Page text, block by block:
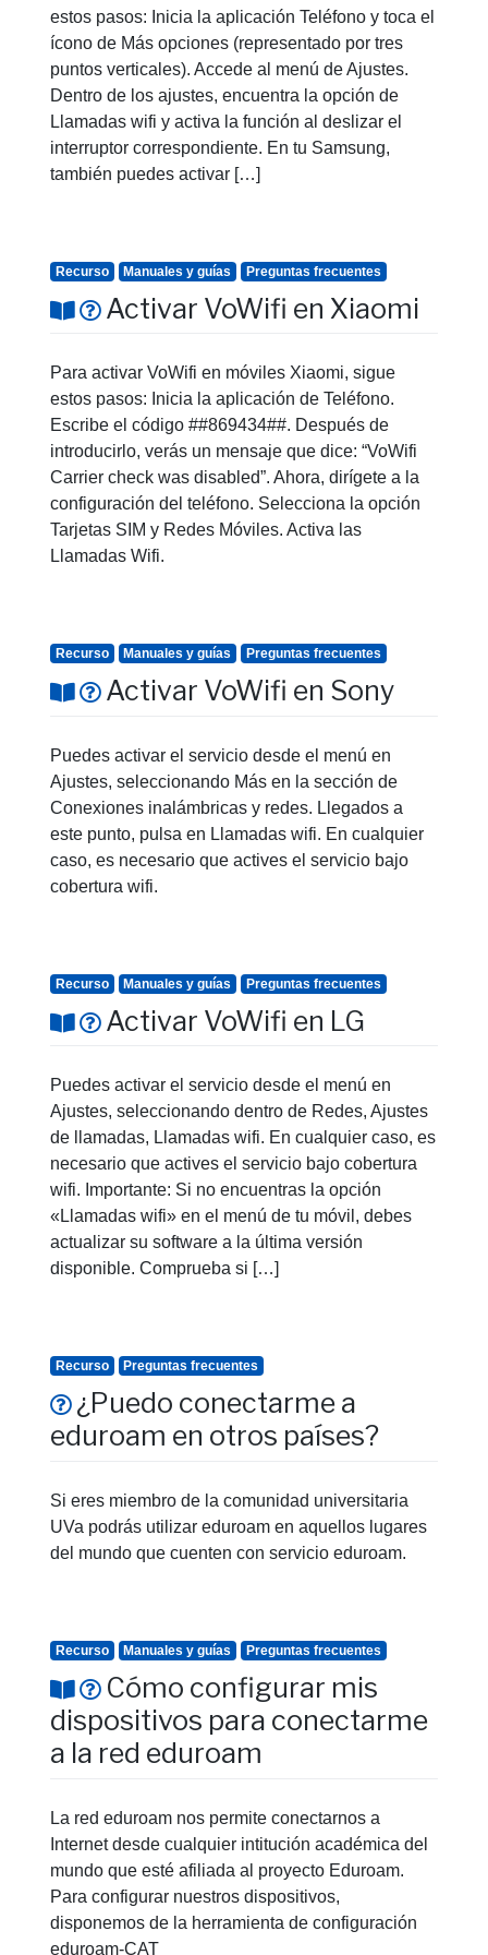
estos pasos: Inicia la aplicación Teléfono y toca el
ícono de Más opciones (representado por tres
puntos verticales). Accede al menú de Ajustes.
Dentro de los ajustes, encuentra la opción de
Llamadas wifi y activa la función al deslizar el
interruptor correspondiente. En tu Samsung,
también puedes activar […]
Recurso Manuales y guías Preguntas frecuentes
Activar VoWifi en Xiaomi
Para activar VoWifi en móviles Xiaomi, sigue
estos pasos: Inicia la aplicación de Teléfono.
Escribe el código ##869434##. Después de
introducirlo, verás un mensaje que dice: “VoWifi
Carrier check was disabled”. Ahora, dirígete a la
configuración del teléfono. Selecciona la opción
Tarjetas SIM y Redes Móviles. Activa las
Llamadas Wifi.
Recurso Manuales y guías Preguntas frecuentes
Activar VoWifi en Sony
Puedes activar el servicio desde el menú en
Ajustes, seleccionando Más en la sección de
Conexiones inalámbricas y redes. Llegados a
este punto, pulsa en Llamadas wifi. En cualquier
caso, es necesario que actives el servicio bajo
cobertura wifi.
Recurso Manuales y guías Preguntas frecuentes
Activar VoWifi en LG
Puedes activar el servicio desde el menú en
Ajustes, seleccionando dentro de Redes, Ajustes
de llamadas, Llamadas wifi. En cualquier caso, es
necesario que actives el servicio bajo cobertura
wifi. Importante: Si no encuentras la opción
«Llamadas wifi» en el menú de tu móvil, debes
actualizar su software a la última versión
disponible. Comprueba si […]
Recurso Preguntas frecuentes
¿Puedo conectarme a
eduroam en otros países?
Si eres miembro de la comunidad universitaria
UVa podrás utilizar eduroam en aquellos lugares
del mundo que cuenten con servicio eduroam.
Recurso Manuales y guías Preguntas frecuentes
Cómo configurar mis
dispositivos para conectarme
a la red eduroam
La red eduroam nos permite conectarnos a
Internet desde cualquier intitución académica del
mundo que esté afiliada al proyecto Eduroam.
Para configurar nuestros dispositivos,
disponemos de la herramienta de configuración
eduroam-CAT